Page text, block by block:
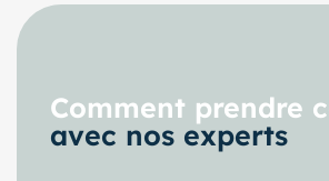
Comment prendre
avec nos experts